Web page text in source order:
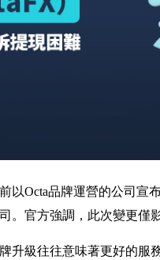
以Octa品牌運營的公司
。官方強調，此次變更僅
升級往往意味著更好的服